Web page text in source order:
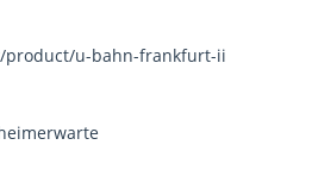
u-bahn-frankfurt-ii